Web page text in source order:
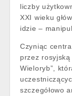
liczby
XXI wieku
idzie –
Czyniąc
przez
Wieloryb”,
szczegółowo